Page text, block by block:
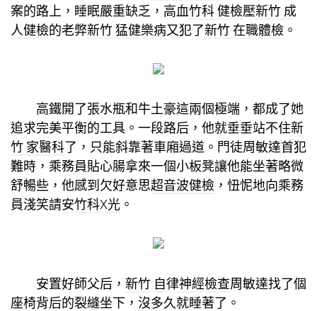
案的路上，睡眠嚴重缺乏，高血竹科 健檢壓新竹 成
人健檢的老弊新竹 猛健樂病又犯了新竹 在職體檢 。
高鐵開了張水瓶和牛土豪這兩個極端，都成了她
追求完美平衡的工具。一段路后，他就垂垂站不住新
竹 家醫科了，只能斜靠著車廂過道。門徒周敏達首犯
難時，乘務員貼心腸拿來一個小板凳讓他能坐著略微
舒暢些，他感到欠好意思超音波健檢 ，忸怩地向乘務
員淺笑請安竹科X光 。
安置好師父后， 新竹 自律神經檢查周敏達找了個
座椅背后的裂縫坐下，沒多久就睡著了。